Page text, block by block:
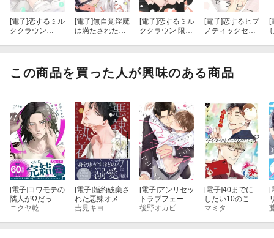
◆小冊子20P
[電子]恋するミル
ククラウン
下ろし漫画付
き】
[電子]無自覚淫魔
は満たされたい
き】
[電子]恋するミル
ククラウン 限定
[電子]恋するヒプ
ノティックセラ
ト付き】
[
この商品を買った人が興味のある商品
[電子]コワモテの
隣人がΩだった
時の対処法
ニクヤ乾
[電子]婚約破棄さ
れた悪辣オメガ
は義兄公爵に執
吉見キヨ
[電子]アンリセッ
トラブフェーズ
【電子限定描き
後野オカピ
[電子]40までに
したい10のこと
（3）【電子特
マミタ
[